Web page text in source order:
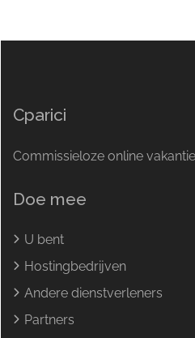
Cparici
Commissieloze online
Doe mee
U bent
Hostingbedrijven
Andere dienstverleners
Partners